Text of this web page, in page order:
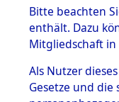
BESTÄNDE
1.
mente
5.
Bitte beachten
enthält. Dazu
Mitgliedschaft
Als Nutzer
Gesetze und